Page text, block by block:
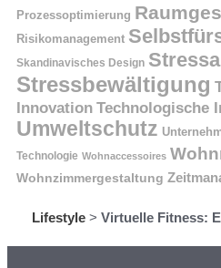
Prozessoptimierung
Risikomanagement
Skandinavisches Design
Stressbewältigung
Innovation Technologische
Umweltschutz
Technologie Wohnaccessoires
Wohnzimmergestaltung
Lifestyle > Virtuelle Fitness: